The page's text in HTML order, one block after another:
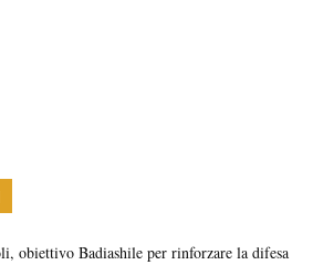
obiettivo Badiashile per rinforzare la difesa